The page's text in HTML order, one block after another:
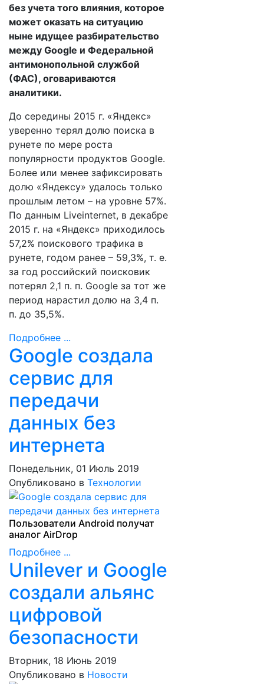
без учета того влияния, которое
может оказать на ситуацию
ныне идущее разбирательство
между Google и Федеральной
антимонопольной службой
(ФАС), оговариваются
аналитики.
До середины 2015 г. «Яндекс»
уверенно терял долю поиска в
рунете по мере роста
популярности продуктов Google.
Более или менее зафиксировать
долю «Яндексу» удалось только
прошлым летом – на уровне 57%.
По данным Liveinternet, в декабре
2015 г. на «Яндекс» приходилось
57,2% поискового трафика в
рунете, годом ранее – 59,3%, т. е.
за год российский поисковик
потерял 2,1 п. п. Google за тот же
период нарастил долю на 3,4 п.
п. до 35,5%.
Подробнее ...
Google создала
сервис для
передачи
данных без
интернета
Понедельник, 01 Июль 2019
Опубликовано в Технологии
Пользователи Android получат
аналог AirDrop
Подробнее ...
Unilever и Google
создали альянс
цифровой
безопасности
Вторник, 18 Июнь 2019
Опубликовано в Новости